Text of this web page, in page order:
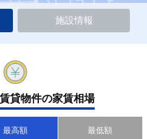
施設情報
貸物件の家賃相場
最高額 最低額